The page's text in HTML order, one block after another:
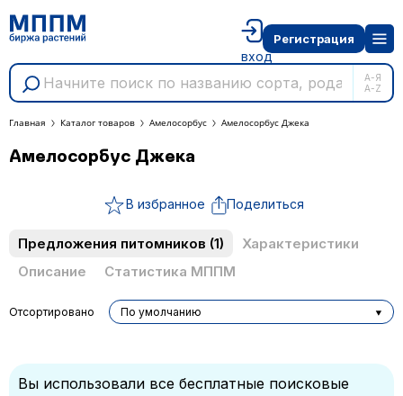
А-Я
A-Z
вход
Регистрация
Главная Каталог товаров Амелосорбус Амелосорбус Джека
Амелосорбус Джека
В избранное Поделиться
Предложения питомников (1)
Характеристики
Описание
Статистика МППМ
Отсортировано По умолчанию
Вы использовали все бесплатные поисковые